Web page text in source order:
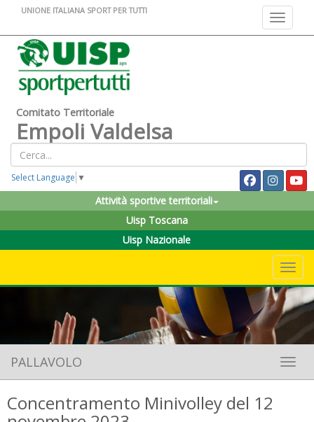
Toggle
UNIONE ITALIANA SPORT PER TUTTI
Comitato Territoriale
Empoli Valdelsa
Select Language ▼
Attività sportive territoriali
Uisp Toscana
Uisp Nazionale
PALLAVOLO
Concentramento Minivolley del 12